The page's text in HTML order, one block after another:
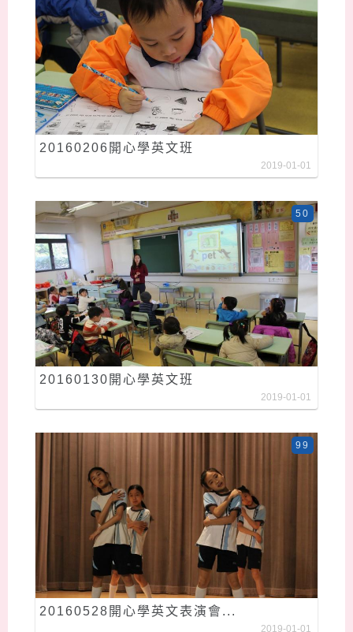
20160206開心學英文班
2019-01-01
20160130開心學英文班
50
2019-01-01
20160528開心學英文表演會...
99
2019-01-01